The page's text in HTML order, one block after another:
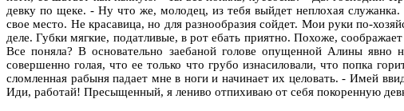
девку по щеке. - Ну что же, молодец, из тебя выйдет неплохая служанка.
свое место. Не красавица, но для разнообразия сойдет. Мои руки по-
деле. Губки мягкие, податливые, в рот ебать приятно. Похоже,
Все поняла? В основательно заебаной голове опущенной Алины
совершенно голая, что ее только что грубо изнасиловали, что попка
сломленная рабыня падает мне в ноги и начинает их целовать. - Имей
Иди, работай! Пресыщенный, я лениво отпихиваю от себя покоренную